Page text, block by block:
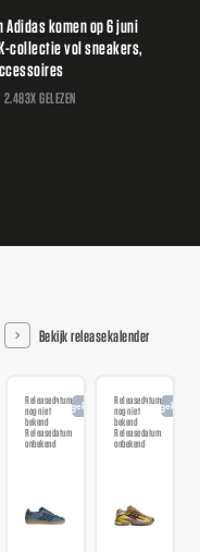
Adidas komen op 6 juni
collectie vol sneakers,
2.483X GELEZEN
Bekijk releasekalender
Releasedatum
nog niet
bekend
Releasedatum
onbekend
AangekondigdReleasedatum
nog niet
bekend
Releasedatum
onbekend